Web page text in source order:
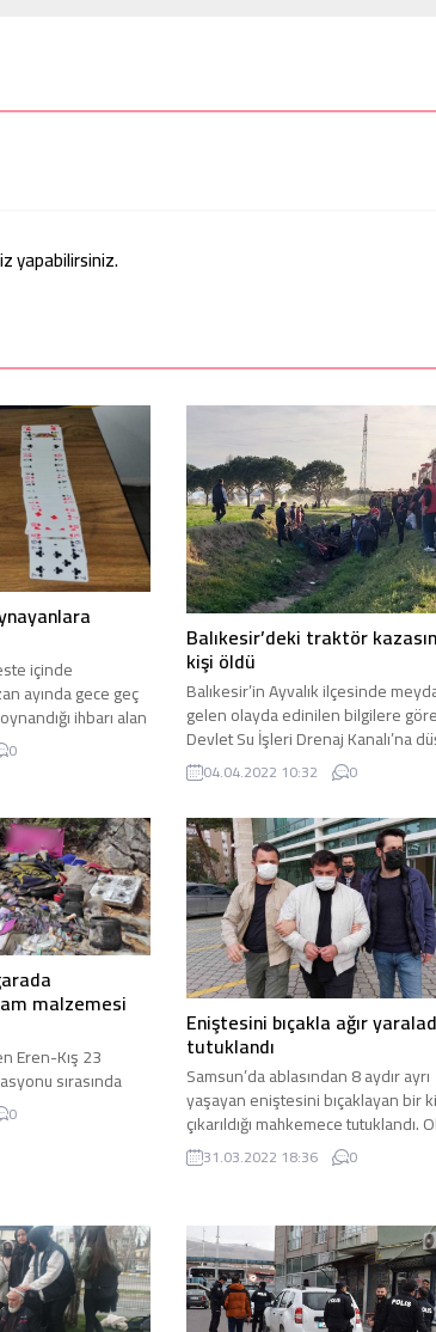
yapabilirsiniz.
içinde
ayında gece geç
ihbarı alan
düzenledi.
ilçesine
işyerlerinde
oynandığına dair
Asayiş Şube
belirtilen...
0
Balıkesir’deki traktör
kişi öldü
Balıkesir’in Ayvalık ilçesinde
gelen olayda edinilen bilgilere
Devlet Su İşleri Drenaj Kanalı’na
traktörün altında kalan sürücü olay
hayatını kaybetti. Balıkesir’in Ayvalık
ilçesine bağlı Altınova
çiftçilikle uğraşan Tamer Kalkan
vatandaş Sahli Yolu üzerinde
seyir halindeyken Drenaj Kanalı’na
devrildi. Drenaj Kanalı’na devrilen
traktörün...
04.04.2022 10:32 0
malzemesi
Eren-Kış 23
sırasında
bölücü
...
0
Eniştesini bıçakla ağır
tutuklandı
Samsun’da ablasından 8 aydır ayrı
yaşayan eniştesini bıçaklayan bir
çıkarıldığı mahkemece tutuklandı.
Samsun’un İlkadım ilçesi ...
31.03.2022 18:36 0